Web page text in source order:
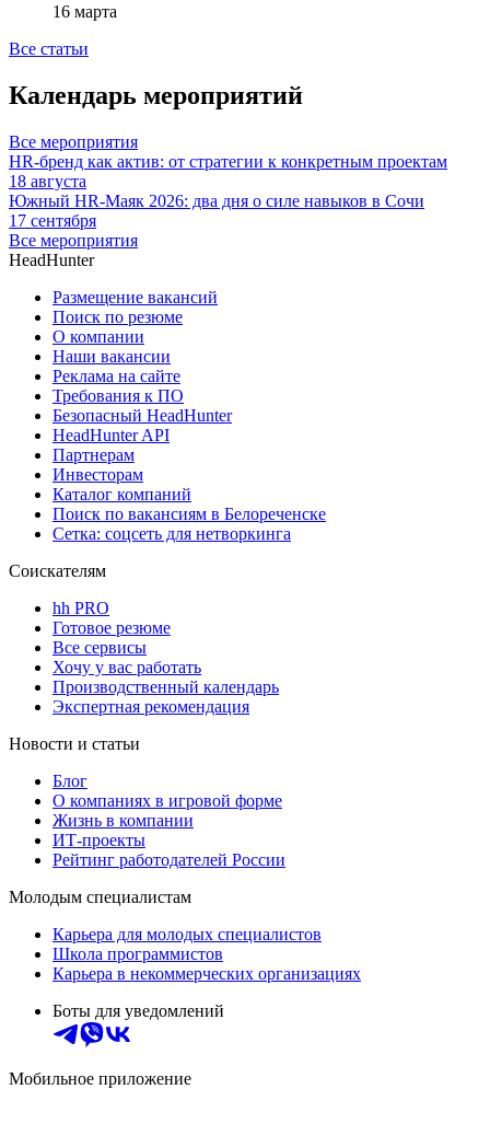
16 марта
Все статьи
Календарь мероприятий
Все мероприятия
HR-бренд как актив: от стратегии к конкретным проектам
18 августа
Южный HR-Маяк 2026: два дня о силе навыков в Сочи
17 сентября
Все мероприятия
HeadHunter
Размещение вакансий
Поиск по резюме
О компании
Наши вакансии
Реклама на сайте
Требования к ПО
Безопасный HeadHunter
HeadHunter API
Партнерам
Инвесторам
Каталог компаний
Поиск по вакансиям в Белореченске
Сетка: соцсеть для нетворкинга
Соискателям
hh PRO
Готовое резюме
Все сервисы
Хочу у вас работать
Производственный календарь
Экспертная рекомендация
Новости и статьи
Блог
О компаниях в игровой форме
Жизнь в компании
ИТ-проекты
Рейтинг работодателей России
Молодым специалистам
Карьера для молодых специалистов
Школа программистов
Карьера в некоммерческих организациях
Боты для уведомлений
Мобильное приложение